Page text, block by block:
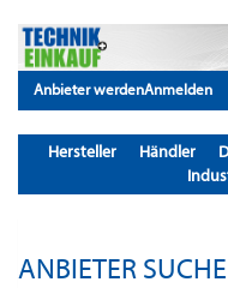
Anbieter werdenAnmelden
Hersteller Händler
ANBIETER SUCHE